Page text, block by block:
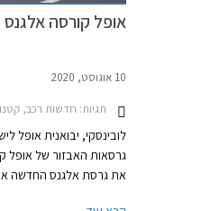
אופל קורסה
10 אוגוסט, 2020
תגיות: חדשות רכב, קטנות, אופל,
לובינסקי, יבואנית אופל
גרסאות האבזור של אופל
את גרסת אלגנס החדשה